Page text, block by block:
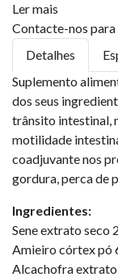
Ler mais
Contacte-nos
Detalhes
Suplemento
dos seus
trânsito intestinal,
motilidade
coadjuvante nos
gordura, perca de
Ingredientes:
Sene extrato seco
Amieiro córtex pó
Alcachofra extrato